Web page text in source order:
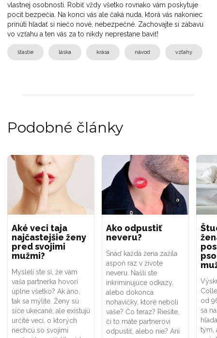
vlastnej osobnosti. Robiť vždy všetko rovnako vám poskytuje
pocit bezpečia. Na konci vás ale čaká nuda, ktorá vás nakoniec
prinúti hľadať si niečo nové, nebezpečné. Zachovajte si zábavu
vo vzťahu a ten vás za to nikdy neprestane baviť!
šťastie láska krása návod vzťahy
Podobné články
Aké veci taja
najčastejšie ženy
pred svojimi
mužmi?
Mysleli ste si, že vám
vaša partnerka hovorí
úplne všetko? Ak áno,
tak sa mýlite. Ženy sú
síce ukecané, ale existujú
určité veci, o ktorých
nechcú so svojimi
Ako odpustiť
neveru?
Snáď každá žena zažila
aspoň raz v živote
neveru. Našli ste
inkriminujúce odkazy,
alebo dokonca
nohavičky, ktoré neboli
vaše? Čo teraz? Riešite,
či to máte partnerovi
odpustiť, alebo nie? Ani
od
sa
tým,